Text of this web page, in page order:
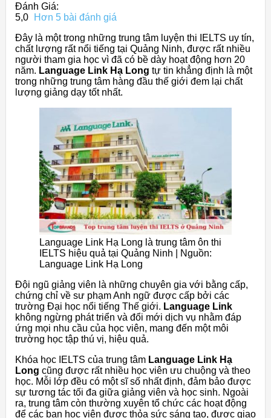
Đánh Giá:
5,0
Hơn 5 bài đánh giá
Đây là một trong những trung tâm luyện thi IELTS uy tín,
chất lượng rất nổi tiếng tại Quảng Ninh, được rất nhiều
người tham gia học vì đã có bề dày hoạt động hơn 20
năm. Language Link Hạ Long tự tin khẳng định là một
trong những trung tâm hàng đầu thế giới đem lại chất
lượng giảng dạy tốt nhất.
Language Link Hạ Long là trung tâm ôn thi
IELTS hiệu quả tại Quảng Ninh | Nguồn:
Language Link Hạ Long
Đội ngũ giảng viên là những chuyên gia với bằng cấp,
chứng chỉ về sư phạm Anh ngữ được cấp bởi các
trường Đại học nổi tiếng Thế giới. Language Link
không ngừng phát triển và đổi mới dịch vụ nhằm đáp
ứng mọi nhu cầu của học viên, mang đến một môi
trường học tập thú vị, hiệu quả.
Khóa học IELTS của trung tâm Language Link Hạ
Long cũng được rất nhiều học viên ưu chuộng và theo
học. Mỗi lớp đều có một sĩ số nhất định, đảm bảo được
sự tương tác tối đa giữa giảng viên và học sinh. Ngoài
ra, trung tâm còn thường xuyên tổ chức các hoạt động
để các bạn học viên được thỏa sức sáng tạo, được giao